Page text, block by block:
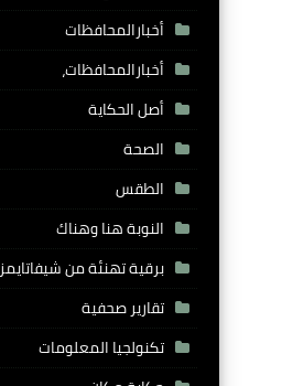
أخبارالمحافظات
أخبارالمحافظات،
أصل الحكاية
الصحة
الطقس
النوبة هنا وهناك
برقية تهنئة من شيفاتايمز
تقارير صحفية
تكنولجيا المعلومات